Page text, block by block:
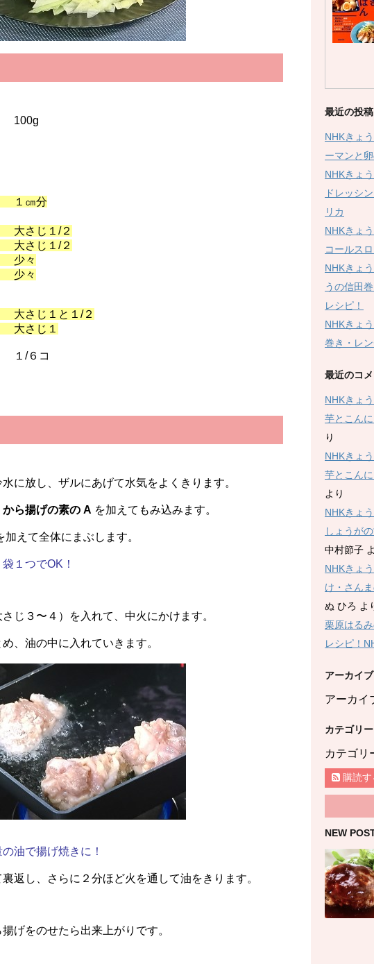
１㎝分
１/２
じ１/２
々
じ１と１/２
じ１
コ
に放し、ザルにあげて水気をよくきります。
から揚げの素の A を加えてもみ込みます。
加えて全体にまぶします。
１つでOK！
じ３〜４）を入れて、中火にかけます。
、油の中に入れていきます。
油で揚げ焼きに！
返し、さらに２分ほど火を通して油をきります。
げをのせたら出来上がりです。
最近の投稿
NHKきょ
ーマンと
NHKきょ
ドレッシ
リカ
NHKきょ
コールス
NHKきょ
うの信田
レシピ！
NHKきょ
巻き・レ
最近のコ
NHKきょ
芋とこん
り
NHKきょ
芋とこん
より
NHKきょ
しょうが
中村節子
NHKきょ
け・さん
ぬ ひろ よ
栗原はる
レシピ！
アーカイブ
アーカイ
カテゴリー
カテゴリ
購読す
NEW